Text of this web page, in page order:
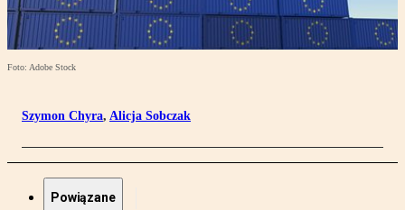
Foto: Adobe Stock
Szymon Chyra, Alicja Sobczak
Powiązane